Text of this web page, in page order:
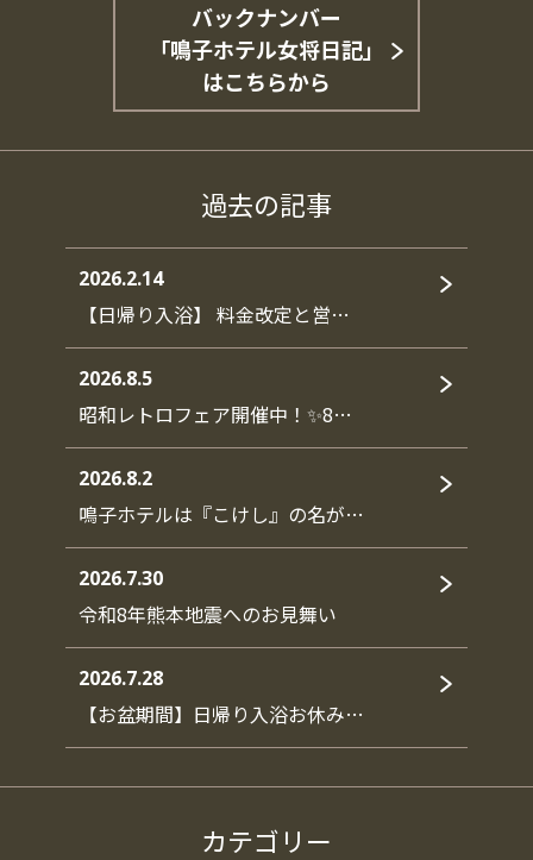
バックナンバー
「鳴子ホテル女将日記」
はこちらから
過去の記事
2026.2.14
【日帰り入浴】 料金改定と営…
2026.8.5
昭和レトロフェア開催中！✨8…
2026.8.2
鳴子ホテルは『こけし』の名が…
2026.7.30
令和8年熊本地震へのお見舞い
2026.7.28
【お盆期間】日帰り入浴お休み…
カテゴリー